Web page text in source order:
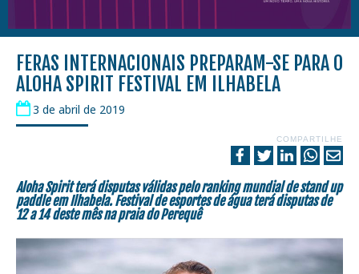
FERAS INTERNACIONAIS PREPARAM-SE PARA O
ALOHA SPIRIT FESTIVAL EM ILHABELA
3 de abril de 2019
COMPARTILHE
Aloha Spirit terá disputas válidas pelo ranking mundial de stand up
paddle em Ilhabela. Festival de esportes de água terá disputas de
12 a 14 deste mês na praia do Perequê